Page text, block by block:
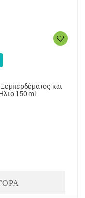
και
150 ml